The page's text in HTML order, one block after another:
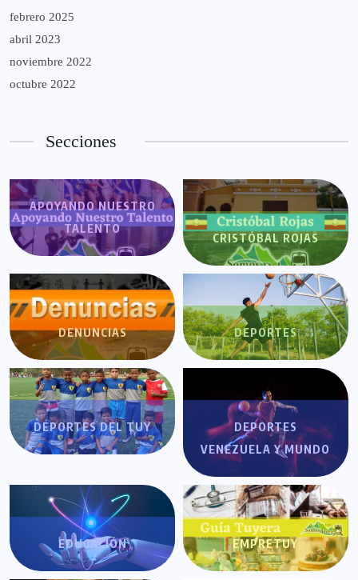
febrero 2025
abril 2023
noviembre 2022
octubre 2022
Secciones
APOYANDO NUESTRO
TALENTO
CRISTÓBAL ROJAS
DENUNCIAS DEPORTES
DEPORTES DEL TUY
DEPORTES
VENEZUELA Y MUNDO
EDUCACIÓN EMPRETUY